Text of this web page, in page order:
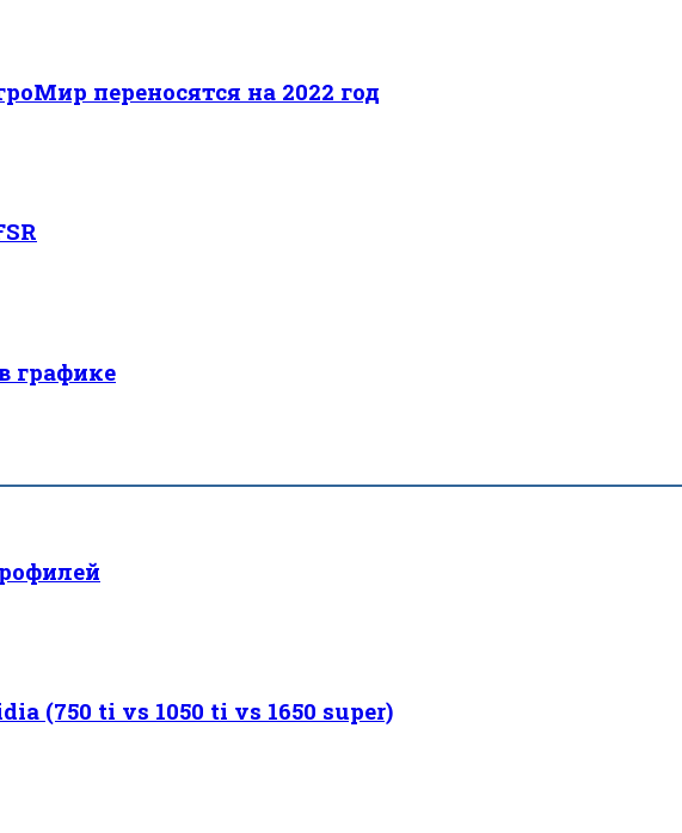
переносятся на 2022 год
графике
(750 ti vs 1050 ti vs 1650 super)